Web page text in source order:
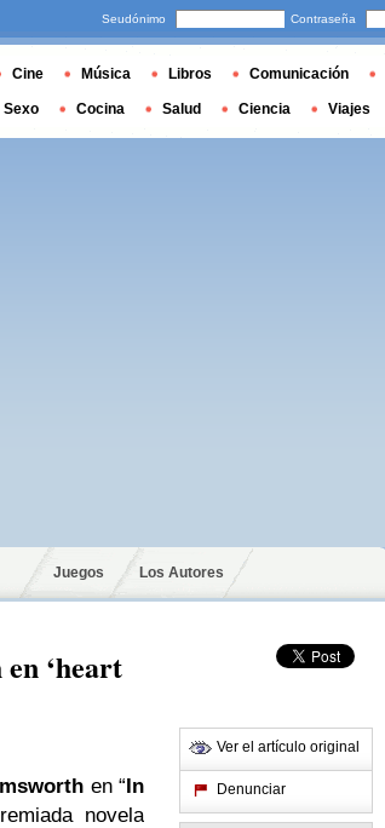
Juegos Los Autores
‘heart
en “In
novela
Ver el artículo original
Denunciar
Seudónimo Contraseña
Cine Música Libros Comunicación
Sexo Cocina Salud Ciencia Viajes